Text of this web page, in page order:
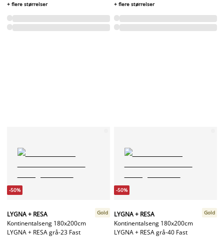
+ flere størrelser + flere størrelser
-50%
LYGNA + RESA
Kontinentalseng 180x200cm
LYGNA + RESA grå-23 Fast
Gold
-50%
LYGNA + RESA
Kontinentalseng 180x200cm
LYGNA + RESA grå-40 Fast
Gold